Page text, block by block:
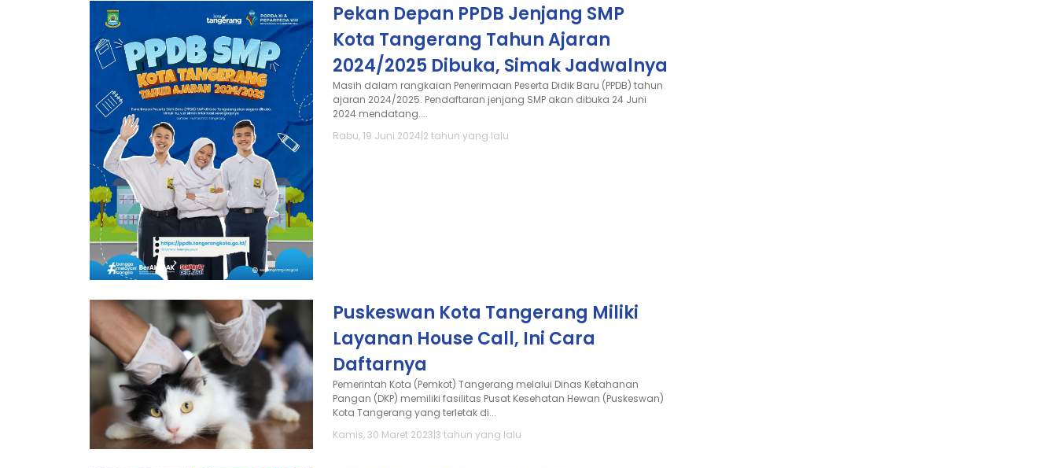
Pekan Depan PPDB Jenjang SMP
Kota Tangerang Tahun Ajaran
2024/2025 Dibuka, Simak Jadwalnya
Masih dalam rangkaian Penerimaan Peserta Didik Baru (PPDB) tahun
ajaran 2024/2025. Pendaftaran jenjang SMP akan dibuka 24 Juni
2024 mendatang....
Rabu, 19 Juni 2024|2 tahun yang lalu
Puskeswan Kota Tangerang Miliki
Layanan House Call, Ini Cara
Daftarnya
Pemerintah Kota (Pemkot) Tangerang melalui Dinas Ketahanan
Pangan (DKP) memiliki fasilitas Pusat Kesehatan Hewan (Puskeswan)
Kota Tangerang yang terletak di...
Kamis, 30 Maret 2023|3 tahun yang lalu